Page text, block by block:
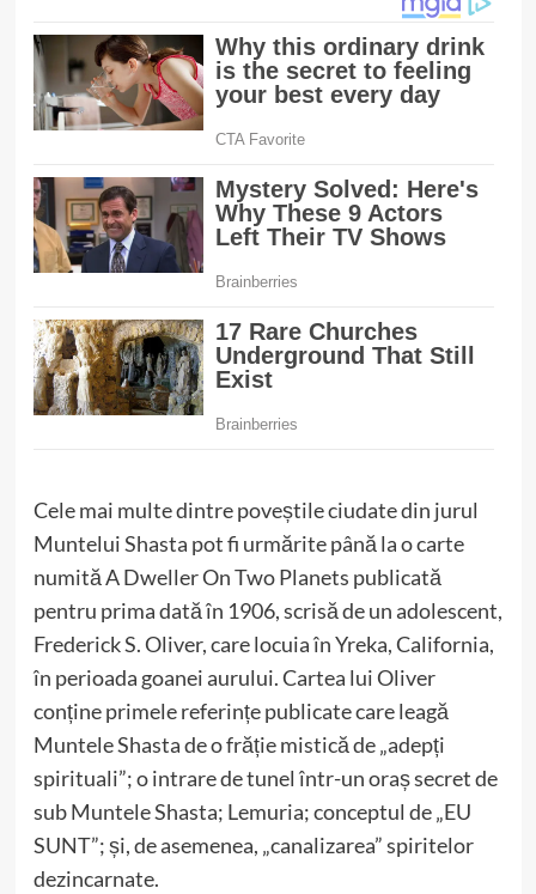
Cele mai multe dintre poveștile ciudate din jurul
Muntelui Shasta pot fi urmărite până la o carte
numită A Dweller On Two Planets publicată
pentru prima dată în 1906, scrisă de un adolescent,
Frederick S. Oliver, care locuia în Yreka, California,
în perioada goanei aurului. Cartea lui Oliver
conține primele referințe publicate care leagă
Muntele Shasta de o frăție mistică de „adepți
spirituali”; o intrare de tunel într-un oraș secret de
sub Muntele Shasta; Lemuria; conceptul de „EU
SUNT”; și, de asemenea, „canalizarea” spiritelor
dezincarnate.